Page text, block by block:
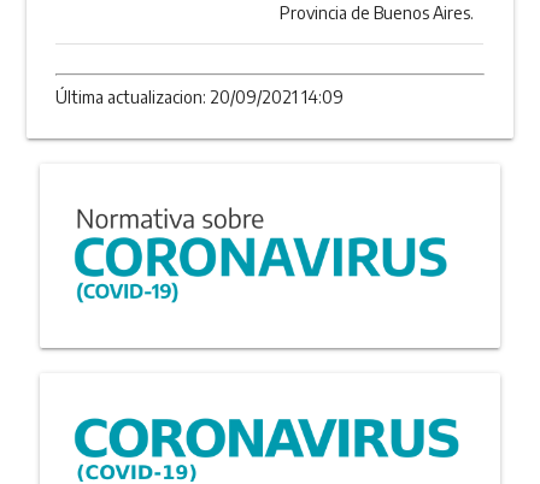
Provincia de Buenos Aires.
Última actualizacion: 20/09/2021 14:09